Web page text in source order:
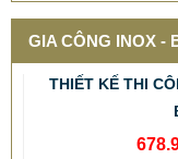
GIA CÔNG INOX -
THIẾT KẾ THI
Mẫu: